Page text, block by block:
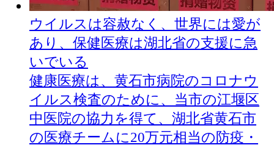
ウイルスは容赦なく、世界には愛が
あり、保健医療は湖北省の支援に急
いでいる
健康医療は、黄石市病院のコロナウ
イルス検査のために、当市の江堰区
中医院の協力を得て、湖北省黄石市
の医療チームに20万元相当の防疫・